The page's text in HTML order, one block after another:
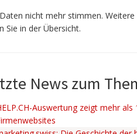
nicht mehr stimmen.
Sie in der Übersicht.
News zum
Auswertung zeigt mehr